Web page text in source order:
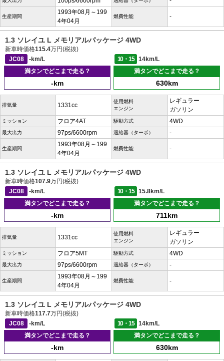
生産期間
1993年08月～199
4年04月
燃費性能 -
1.3 ソレイユ L メモリアルパッケージ 4WD
新車時価格115.4万円(税抜)
JC08
-km/L 10・15
14km/L
満タンでどこまで走る？
-km
満タンでどこまで走る？
630km
排気量 1331cc
使用燃料
エンジン
レギュラー
ガソリン
ミッション フロア4AT 駆動方式 4WD
最大出力 97ps/6600rpm 過給器（ターボ） -
生産期間
1993年08月～199
4年04月
燃費性能 -
1.3 ソレイユ L メモリアルパッケージ 4WD
新車時価格107.9万円(税抜)
JC08
-km/L 10・15
15.8km/L
満タンでどこまで走る？
-km
満タンでどこまで走る？
711km
排気量 1331cc
使用燃料
エンジン
レギュラー
ガソリン
ミッション フロア5MT 駆動方式 4WD
最大出力 97ps/6600rpm 過給器（ターボ） -
生産期間
1993年08月～199
4年04月
燃費性能 -
1.3 ソレイユ L メモリアルパッケージ 4WD
新車時価格117.7万円(税抜)
JC08
-km/L 10・15
14km/L
満タンでどこまで走る？
-km
満タンでどこまで走る？
630km